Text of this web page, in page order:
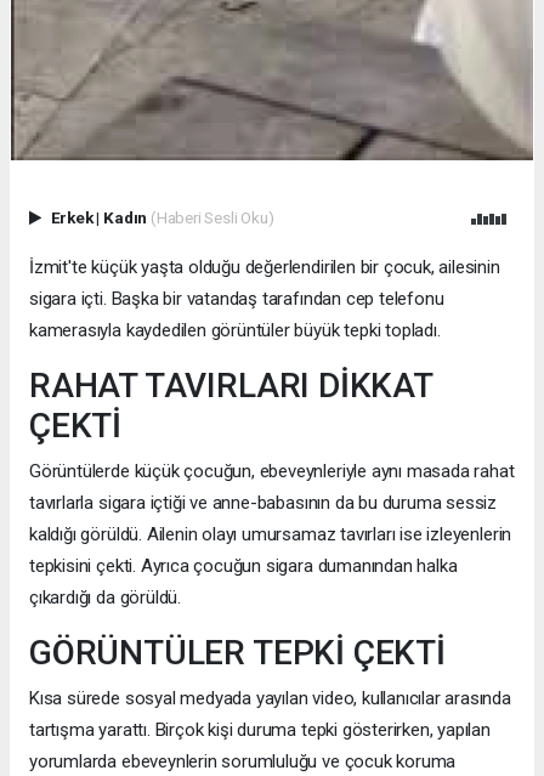
Erkek| Kadın (Haberi Sesli Oku)
İzmit'te küçük yaşta olduğu değerlendirilen bir çocuk, ailesinin
sigara içti. Başka bir vatandaş tarafından cep telefonu
kamerasıyla kaydedilen görüntüler büyük tepki topladı.
RAHAT TAVIRLARI DİKKAT
ÇEKTİ
Görüntülerde küçük çocuğun, ebeveynleriyle aynı masada rahat
tavırlarla sigara içtiği ve anne-babasının da bu duruma sessiz
kaldığı görüldü. Ailenin olayı umursamaz tavırları ise izleyenlerin
tepkisini çekti. Ayrıca çocuğun sigara dumanından halka
çıkardığı da görüldü.
GÖRÜNTÜLER TEPKİ ÇEKTİ
Kısa sürede sosyal medyada yayılan video, kullanıcılar arasında
tartışma yarattı. Birçok kişi duruma tepki gösterirken, yapılan
yorumlarda ebeveynlerin sorumluluğu ve çocuk koruma